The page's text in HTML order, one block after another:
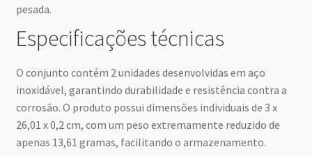
pesada.
Especificações técnicas
O conjunto contém 2 unidades desenvolvidas em aço
inoxidável, garantindo durabilidade e resistência contra a
corrosão. O produto possui dimensões individuais de 3 x
26,01 x 0,2 cm, com um peso extremamente reduzido de
apenas 13,61 gramas, facilitando o armazenamento.